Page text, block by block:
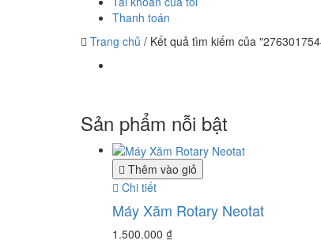
Thanh toán
Trang chủ / Kết quả tìm kiếm của
Sản phẩm nỗi bật
Thêm vào giỏ
Chi tiết
Máy Xăm Rotary Neotat
1.500.000 ₫